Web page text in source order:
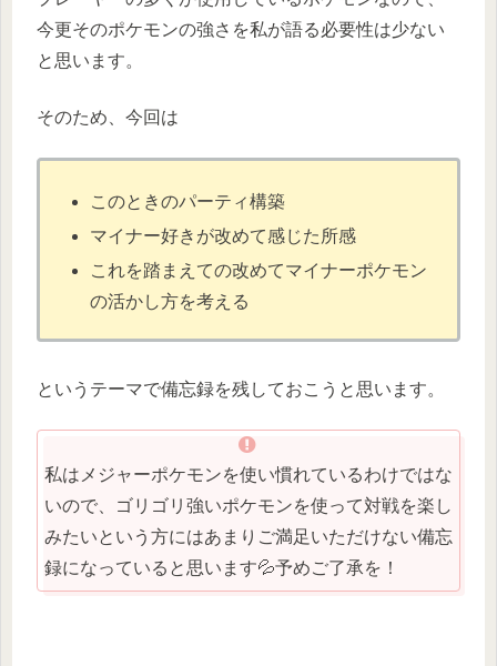
今更そのポケモンの強さを私が語る必要性は少ない
と思います。
そのため、今回は
このときのパーティ構築
マイナー好きが改めて感じた所感
これを踏まえての改めてマイナーポケモン
の活かし方を考える
というテーマで備忘録を残しておこうと思います。
私はメジャーポケモンを使い慣れているわけではな
いので、ゴリゴリ強いポケモンを使って対戦を楽し
みたいという方にはあまりご満足いただけない備忘
録になっていると思います💦予めご了承を！